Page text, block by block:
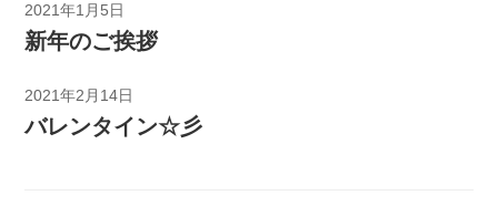
2021年1月5日
新年のご挨拶
2021年2月14日
バレンタイン☆彡